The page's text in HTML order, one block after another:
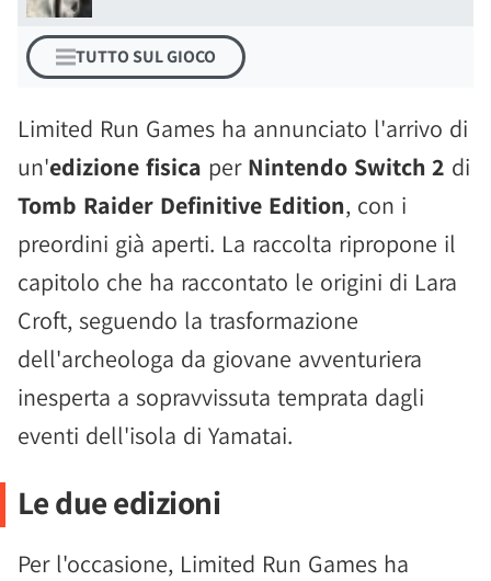
TUTTO SUL GIOCO
Limited Run Games ha annunciato l'arrivo di
un'edizione fisica per Nintendo Switch 2 di
Tomb Raider Definitive Edition, con i
preordini già aperti. La raccolta ripropone il
capitolo che ha raccontato le origini di Lara
Croft, seguendo la trasformazione
dell'archeologa da giovane avventuriera
inesperta a sopravvissuta temprata dagli
eventi dell'isola di Yamatai.
Le due edizioni
Per l'occasione, Limited Run Games ha